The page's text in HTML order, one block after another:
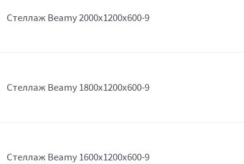
Стеллаж Beamy 2000x1200x600-9
Стеллаж Beamy 1800x1200x600-9
Стеллаж Beamy 1600x1200x600-9